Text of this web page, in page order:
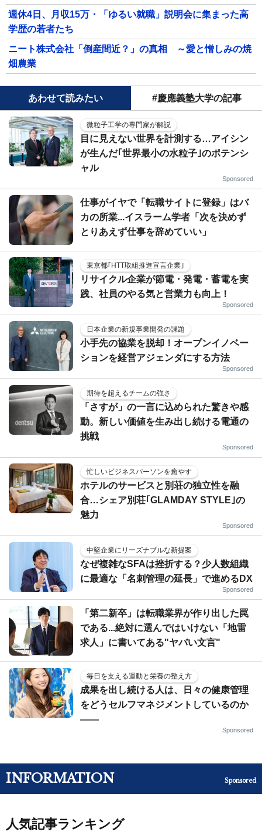
週休4日、月収15万・「ゆるい就職」説明会に集まった高
学歴の若者たち
ニート株式会社「倒産間近？」の真相 ～愛と憎しみの焼
畑農業
あわせて読みたい #慶應義塾大学の記事
微粒子工学の専門家が解説
目に見えない世界を計測する…アイシン
が生んだ｢世界最小の水粒子｣のポテンシ
ャル
Sponsored
仕事がイヤで「転職サイトに登録」はバ
カの所業...イスラーム学者「次を決めず
とりあえず仕事を辞めていい」
東京都｢HTT取組推進宣言企業｣
リサイクル企業が節電・発電・蓄電を実
践、社員のやる気と営業力も向上！
Sponsored
日本企業の新規事業開発の課題
小手先の協業を脱却！オープンイノベー
ションを経営アジェンダにする方法
Sponsored
期待を超えるチームの強さ
「さすが」の一言に込められた驚きや感
動。新しい価値を生み出し続ける電通の
挑戦
Sponsored
忙しいビジネスパーソンを癒やす
ホテルのサービスと別荘の独立性を融
合…シェア別荘｢GLAMDAY STYLE｣の
魅力
Sponsored
中堅企業にリーズナブルな新提案
なぜ複雑なSFAは挫折する？少人数組織
に最適な「名刺管理の延長」で進めるDX
Sponsored
「第二新卒」は転職業界が作り出した罠
である...絶対に選んではいけない「地雷
求人」に書いてある"ヤバい文言"
毎日を支える運動と栄養の整え方
成果を出し続ける人は、日々の健康管理
をどうセルフマネジメントしているのか
——
Sponsored
INFORMATION Sponsored
人気記事ランキング